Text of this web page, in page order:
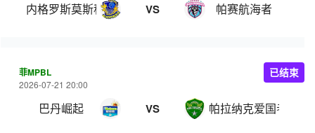
内格罗斯莫斯科瓦多斯 VS 帕赛航海者
菲MPBL
2026-07-21 20:00
巴丹崛起 VS 帕拉纳克爱国者
已结束